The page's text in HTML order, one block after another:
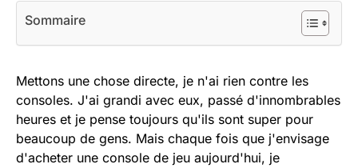
Sommaire
Mettons une chose directe, je n'ai rien contre les
consoles. J'ai grandi avec eux, passé d'innombrables
heures et je pense toujours qu'ils sont super pour
beaucoup de gens. Mais chaque fois que j'envisage
d'acheter une console de jeu aujourd'hui, je